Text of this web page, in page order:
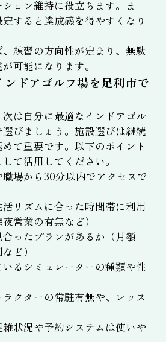
ョン維持に役立ちます。ま
すると達成感を得やすくなり
練習の方向性が定まり、無駄
可能になります。
ドアゴルフ場を足利市で
は自分に最適なインドアゴル
びましょう。施設選びは継続
て重要です。以下のポイント
て活用してください。
場から30分以内でアクセスで
リズムに合った時間帯に利用
営業の有無など）
ったプランがあるか（月額
ど）
るシミュレーターの種類や性
クターの常駐有無や、レッス
状況や予約システムは使いや